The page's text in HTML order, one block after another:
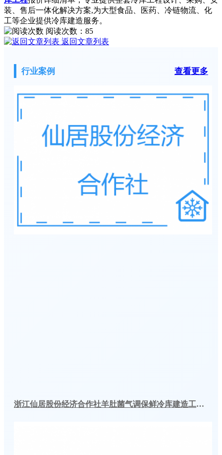
装、售后一体化解决方案,为大型食品、医药、冷链物流、化
工等企业提供冷库建造服务。
阅读次数： 85
返回文章列表
行业案例 查看更多
浙江仙居股份经济合作社羊肚菌气调保鲜冷库建造工程案